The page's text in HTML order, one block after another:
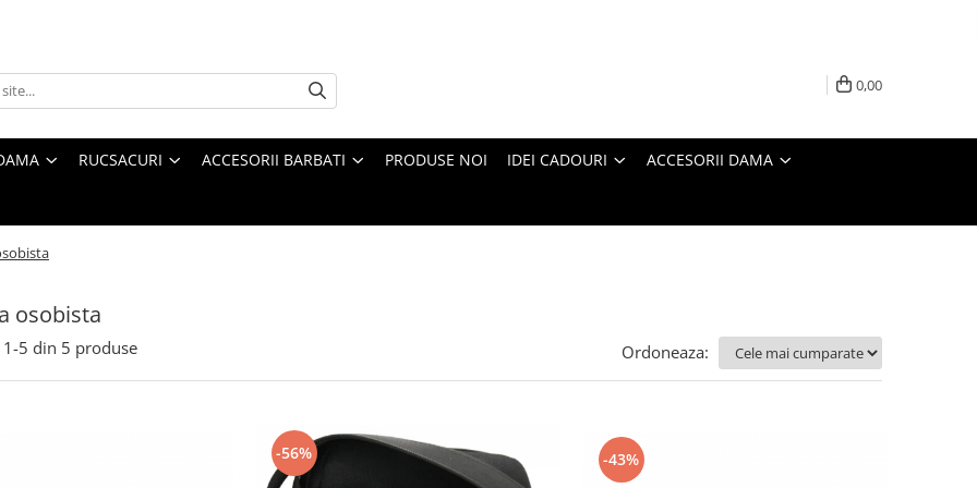
0,00
RUCSACURI ACCESORII BARBATI PRODUSE NOI IDEI CADOURI ACCESORII DAMA
osobista
1-5 din 5 produse Ordoneaza:
-56% -43%